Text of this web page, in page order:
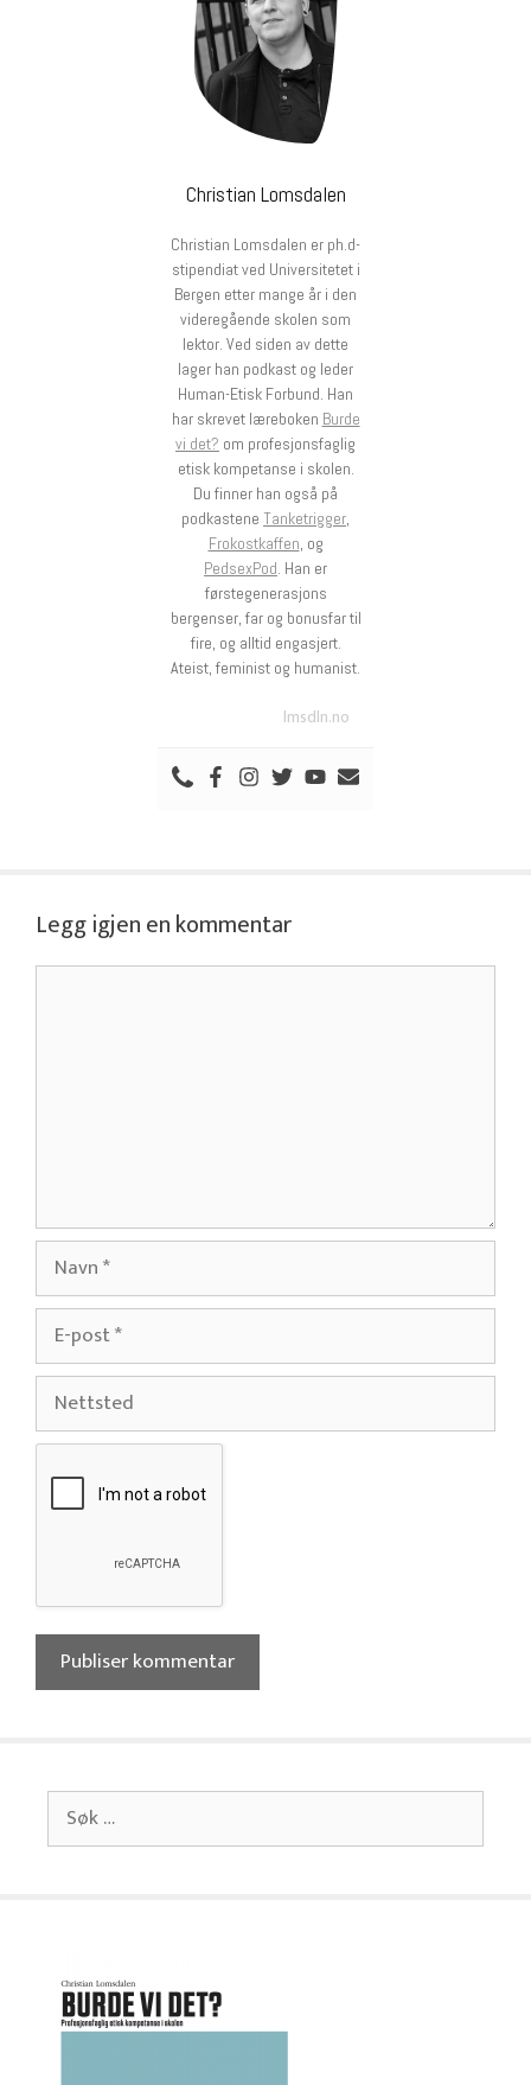
Christian Lomsdalen
Christian Lomsdalen er ph.d-
stipendiat ved Universitetet i
Bergen etter mange år i den
videregående skolen som
lektor. Ved siden av dette
lager han podkast og leder
Human-Etisk Forbund. Han
har skrevet læreboken Burde
vi det? om profesjonsfaglig
etisk kompetanse i skolen.
Du finner han også på
podkastene Tanketrigger,
Frokostkaffen, og
PedsexPod. Han er
førstegenerasjons
bergenser, far og bonusfar til
fire, og alltid engasjert.
Ateist, feminist og humanist.
lmsdln.no
Legg igjen en kommentar
Navn
post
Nettsted
Søk
etter: